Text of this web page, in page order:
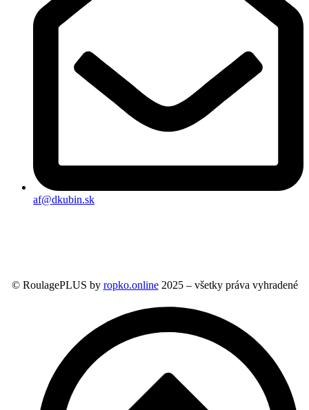
af@dkubin.sk
© RoulagePLUS by ropko.online2025 – všetky práva vyhradené